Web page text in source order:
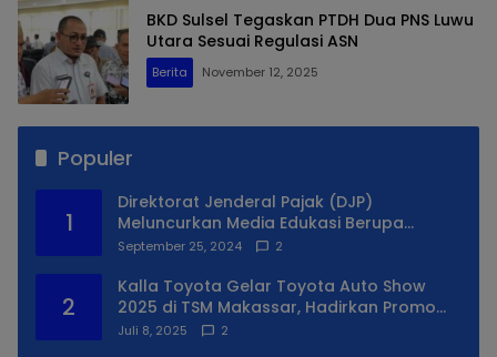
BKD Sulsel Tegaskan PTDH Dua PNS Luwu
Utara Sesuai Regulasi ASN
Berita November 12, 2025
Populer
1
Direktorat Jenderal Pajak (DJP)
Meluncurkan Media Edukasi Berupa
Simulator Coretax
September 25, 2024 2
2
Kalla Toyota Gelar Toyota Auto Show
2025 di TSM Makassar, Hadirkan Promo
Spesial
Juli 8, 2025 2